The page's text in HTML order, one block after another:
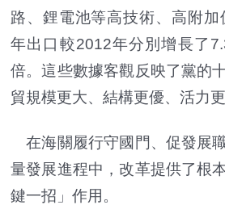
路、鋰電池等高技術、高附
年出口較2012年分別增長了
倍。這些數據客觀反映了黨的
貿規模更大、結構更優、活力更
在海關履行守國門、促發展
量發展進程中，改革提供了根
鍵一招」作用。